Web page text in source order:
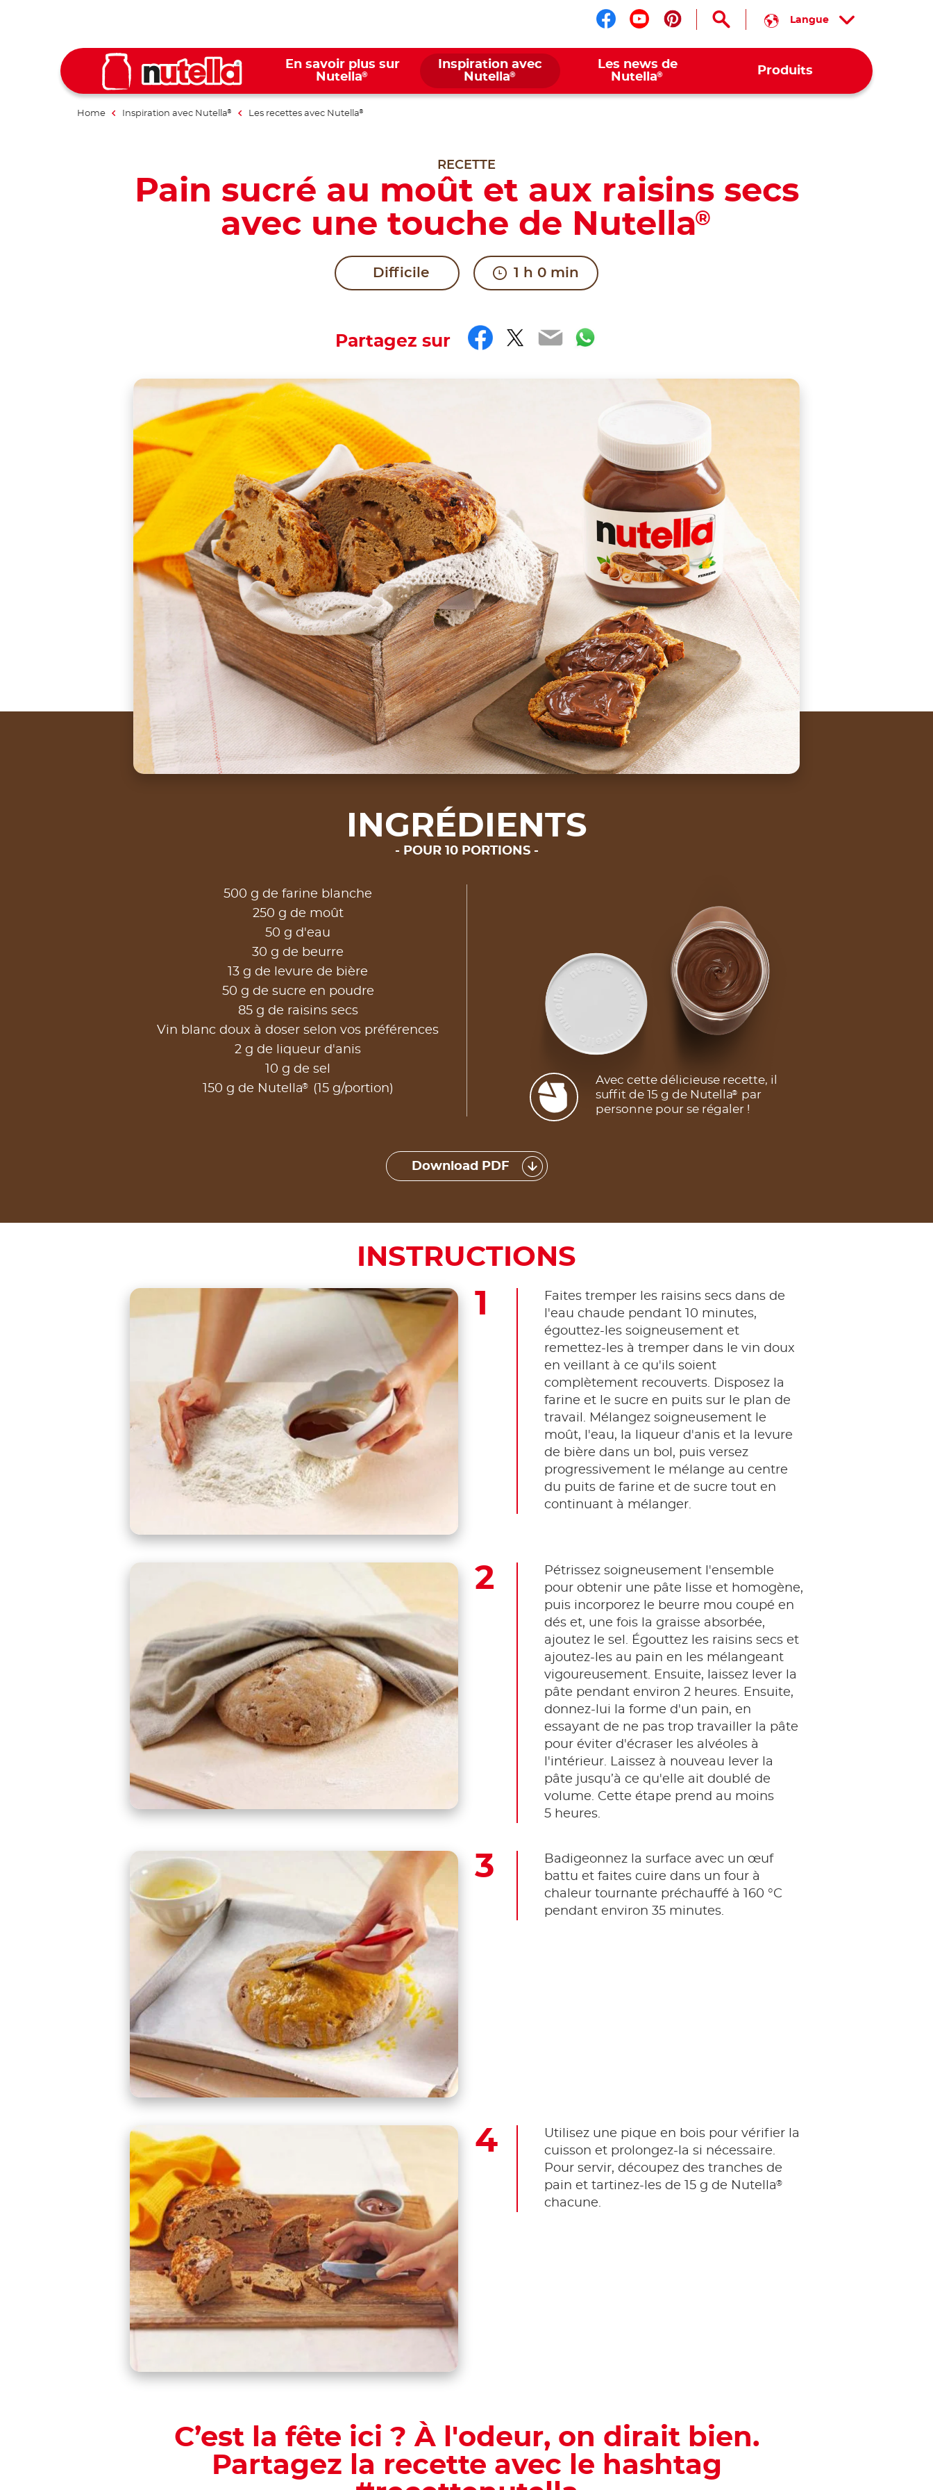
Suis nous sur facebook
Suis nous sur youtube
Suis nous sur pinterest
Langue
En savoir plus sur
Nutella®
Inspiration avec
Nutella®
Les news de
Nutella® Produits
Home Inspiration avec Nutella® Les recettes avec Nutella®
RECETTE
Pain sucré au moût et aux raisins secs
avec une touche de Nutella®
Difficile 1 h 0 min
Partagez sur Facebook
Twitter
EmailWhatsApp
Is there a party going on here? It certainly smells like it.
Share the recipe with the hashtag #nutellarecipe
Grape must bread is a recipe from the Marche region of Italy. It is typically made during grape harvest and wine-making
INGRÉDIENTS
POUR 10 PORTIONS
500 g de farine blanche
250 g de moût
50 g d'eau
30 g de beurre
13 g de levure de bière
50 g de sucre en poudre
85 g de raisins secs
Vin blanc doux à doser selon vos préférences
2 g de liqueur d'anis
10 g de sel
150 g de Nutella® (15 g/portion)
Avec cette délicieuse recette, il
suffit de 15 g de Nutella®
par
personne pour se régaler !
Download PDF
INSTRUCTIONS
Faites tremper les raisins secs dans de
l'eau chaude pendant 10 minutes,
égouttez-les soigneusement et
remettez-les à tremper dans le vin doux
en veillant à ce qu'ils soient
complètement recouverts. Disposez la
farine et le sucre en puits sur le plan de
travail. Mélangez soigneusement le
moût, l'eau, la liqueur d'anis et la levure
de bière dans un bol, puis versez
progressivement le mélange au centre
du puits de farine et de sucre tout en
continuant à mélanger.
Pétrissez soigneusement l'ensemble
pour obtenir une pâte lisse et homogène,
puis incorporez le beurre mou coupé en
dés et, une fois la graisse absorbée,
ajoutez le sel. Égouttez les raisins secs et
ajoutez-les au pain en les mélangeant
vigoureusement. Ensuite, laissez lever la
pâte pendant environ 2 heures. Ensuite,
donnez-lui la forme d'un pain, en
essayant de ne pas trop travailler la pâte
pour éviter d'écraser les alvéoles à
l'intérieur. Laissez à nouveau lever la
pâte jusqu’à ce qu'elle ait doublé de
volume. Cette étape prend au moins
5 heures.
Badigeonnez la surface avec un œuf
battu et faites cuire dans un four à
chaleur tournante préchauffé à 160 °C
pendant environ 35 minutes.
Utilisez une pique en bois pour vérifier la
cuisson et prolongez-la si nécessaire.
Pour servir, découpez des tranches de
pain et tartinez-les de 15 g de Nutella®
chacune.
C’est la fête ici ? À l'odeur, on dirait bien.
Partagez la recette avec le hashtag